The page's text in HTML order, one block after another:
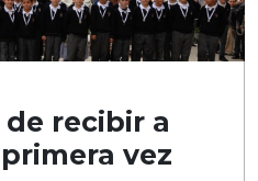
recibir a
vez